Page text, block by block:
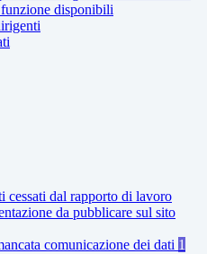
disponibili
cessati dal rapporto di lavoro
da pubblicare sul sito
comunicazione dei dati 1